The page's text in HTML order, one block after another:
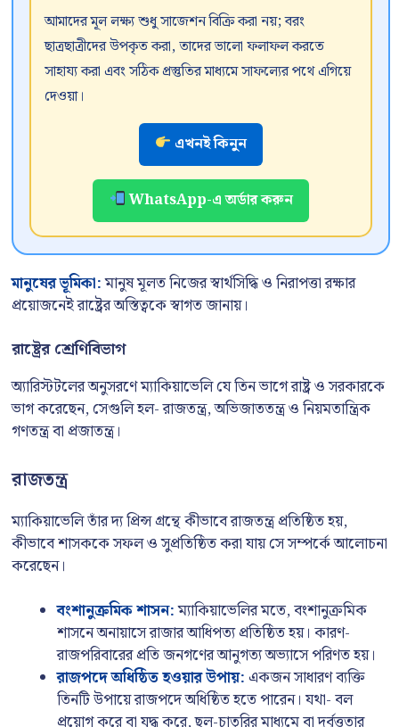
আমাদের মূল লক্ষ্য শুধু সাজেশন বিক্রি করা নয়; বরং
ছাত্রছাত্রীদের উপকৃত করা, তাদের ভালো ফলাফল করতে
সাহায্য করা এবং সঠিক প্রস্তুতির মাধ্যমে সাফল্যের পথে এগিয়ে
দেওয়া।
এখনই কিনুন
WhatsApp-এ অর্ডার করুন
মানুষের ভূমিকা:মানুষ মূলত নিজের স্বার্থসিদ্ধি ও নিরাপত্তা রক্ষার
প্রয়োজনেই রাষ্ট্রের অস্তিত্বকে স্বাগত জানায়।
রাষ্ট্রের শ্রেণিবিভাগ
অ্যারিস্টটলের অনুসরণে ম্যাকিয়াভেলি যে তিন ভাগে রাষ্ট্র ও সরকারকে
ভাগ করেছেন, সেগুলি হল- রাজতন্ত্র, অভিজাততন্ত্র ও নিয়মতান্ত্রিক
গণতন্ত্র বা প্রজাতন্ত্র।
রাজতন্ত্র
ম্যাকিয়াভেলি তাঁর দ্য প্রিন্স গ্রন্থে কীভাবে রাজতন্ত্র প্রতিষ্ঠিত হয়,
কীভাবে শাসককে সফল ও সুপ্রতিষ্ঠিত করা যায় সে সম্পর্কে আলোচনা
করেছেন।
বংশানুক্রমিক শাসন:ম্যাকিয়াভেলির মতে, বংশানুক্রমিক
শাসনে অনায়াসে রাজার আধিপত্য প্রতিষ্ঠিত হয়। কারণ-
রাজপরিবারের প্রতি জনগণের আনুগত্য অভ্যাসে পরিণত হয়।
রাজপদে অধিষ্ঠিত হওয়ার উপায়:একজন সাধারণ ব্যক্তি
তিনটি উপায়ে রাজপদে অধিষ্ঠিত হতে পারেন। যথা- বল